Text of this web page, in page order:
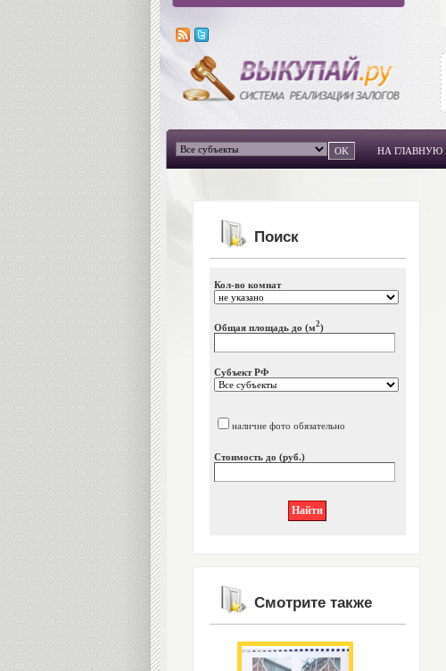
НА ГЛАВНУЮ
Поиск
Кол-во комнат
Общая площадь до (м2)
Субъект РФ
наличие фото обязательно
Стоимость до (руб.)
Смотрите также